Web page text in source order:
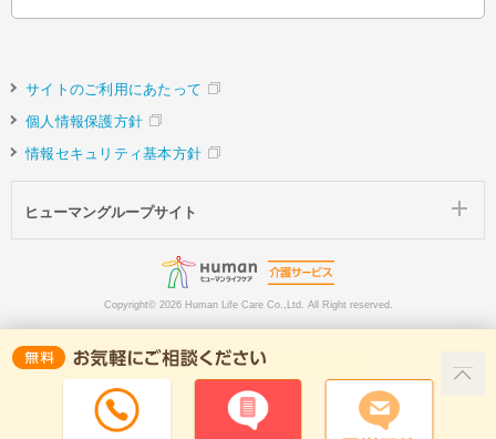
サイトのご利用にあたって
個人情報保護方針
情報セキュリティ基本方針
ヒューマングループサイト
Copyright© 2026 Human Life Care Co.,Ltd. All Right reserved.